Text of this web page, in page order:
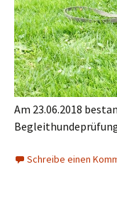
Am 23.06.2018
Schreibe einen